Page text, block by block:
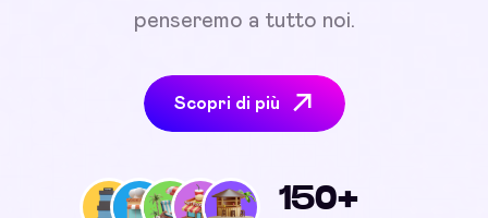
penseremo a tutto noi.
Scopri di più
150+